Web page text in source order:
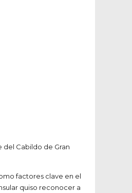
del Cabildo de Gran
factores clave en el
quiso reconocer a